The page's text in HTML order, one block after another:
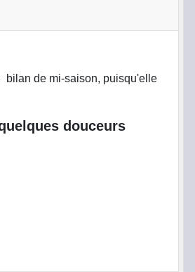
bilan de mi-saison, puisqu'elle
douceurs